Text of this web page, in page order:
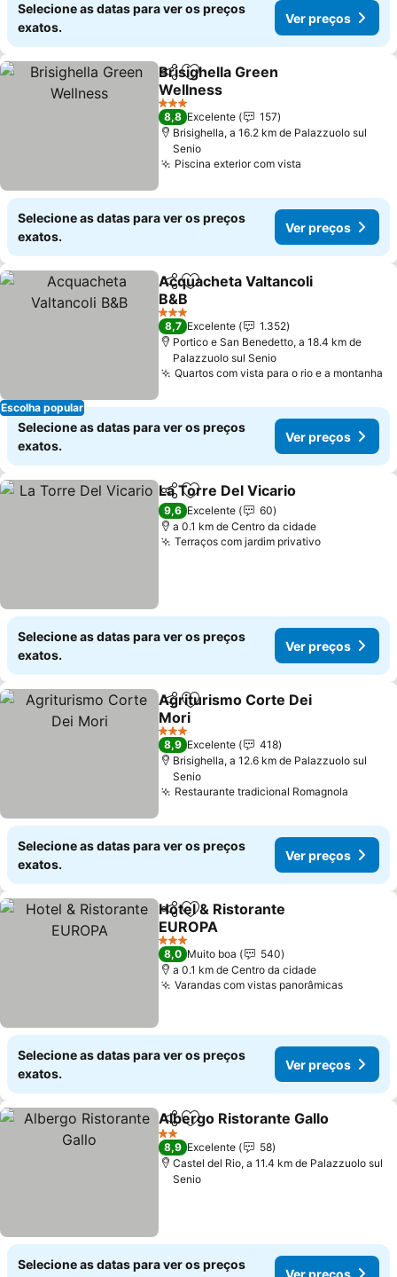
Selecione as datas para ver os preços
exatos.
Ver preços
PartilharAdicionar aos favoritos
Brisighella Green
Wellness
Ver preços
3 Estrelas
8,8 Excelente
157
Brisighella, a 16.2 km de Palazzuolo sul
Senio
Piscina exterior com vista
Selecione as datas para ver os preços
exatos.
Ver preços
Escolha popular
PartilharAdicionar aos favoritos
Acquacheta Valtancoli
B&B
Ver preços
3 Estrelas
8,7 Excelente
1.352
Portico e San Benedetto, a 18.4 km de
Palazzuolo sul Senio
Quartos com vista para o rio e a montanha
Selecione as datas para ver os preços
exatos.
Ver preços
PartilharAdicionar aos favoritos
La Torre Del Vicario
9,6 Excelente
60
a 0.1 km de Centro da cidade
Terraços com jardim privativoVer preços
Selecione as datas para ver os preços
exatos.
Ver preços
PartilharAdicionar aos favoritos
Agriturismo Corte Dei
Mori
Ver preços
3 Estrelas
8,9 Excelente
418
Brisighella, a 12.6 km de Palazzuolo sul
Senio
Restaurante tradicional Romagnola
Selecione as datas para ver os preços
exatos.
Ver preços
PartilharAdicionar aos favoritos
Hotel & Ristorante
EUROPA
Ver preços
3 Estrelas
8,0 Muito boa
540
a 0.1 km de Centro da cidade
Varandas com vistas panorâmicasVer
Selecione as datas para ver os preços
exatos.
Ver preços
PartilharAdicionar aos favoritos
Albergo Ristorante Gallo
2 Estrelas
8,9 Excelente
58
Castel del Rio, a 11.4 km de Palazzuolo sul
Senio
Selecione as datas para ver os preços
Ver preços